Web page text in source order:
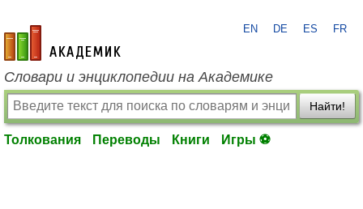
academic.ru
EN DE ES FR
Словари и энциклопедии на Академике
Найти!
Толкования Переводы Книги Игры ⚽